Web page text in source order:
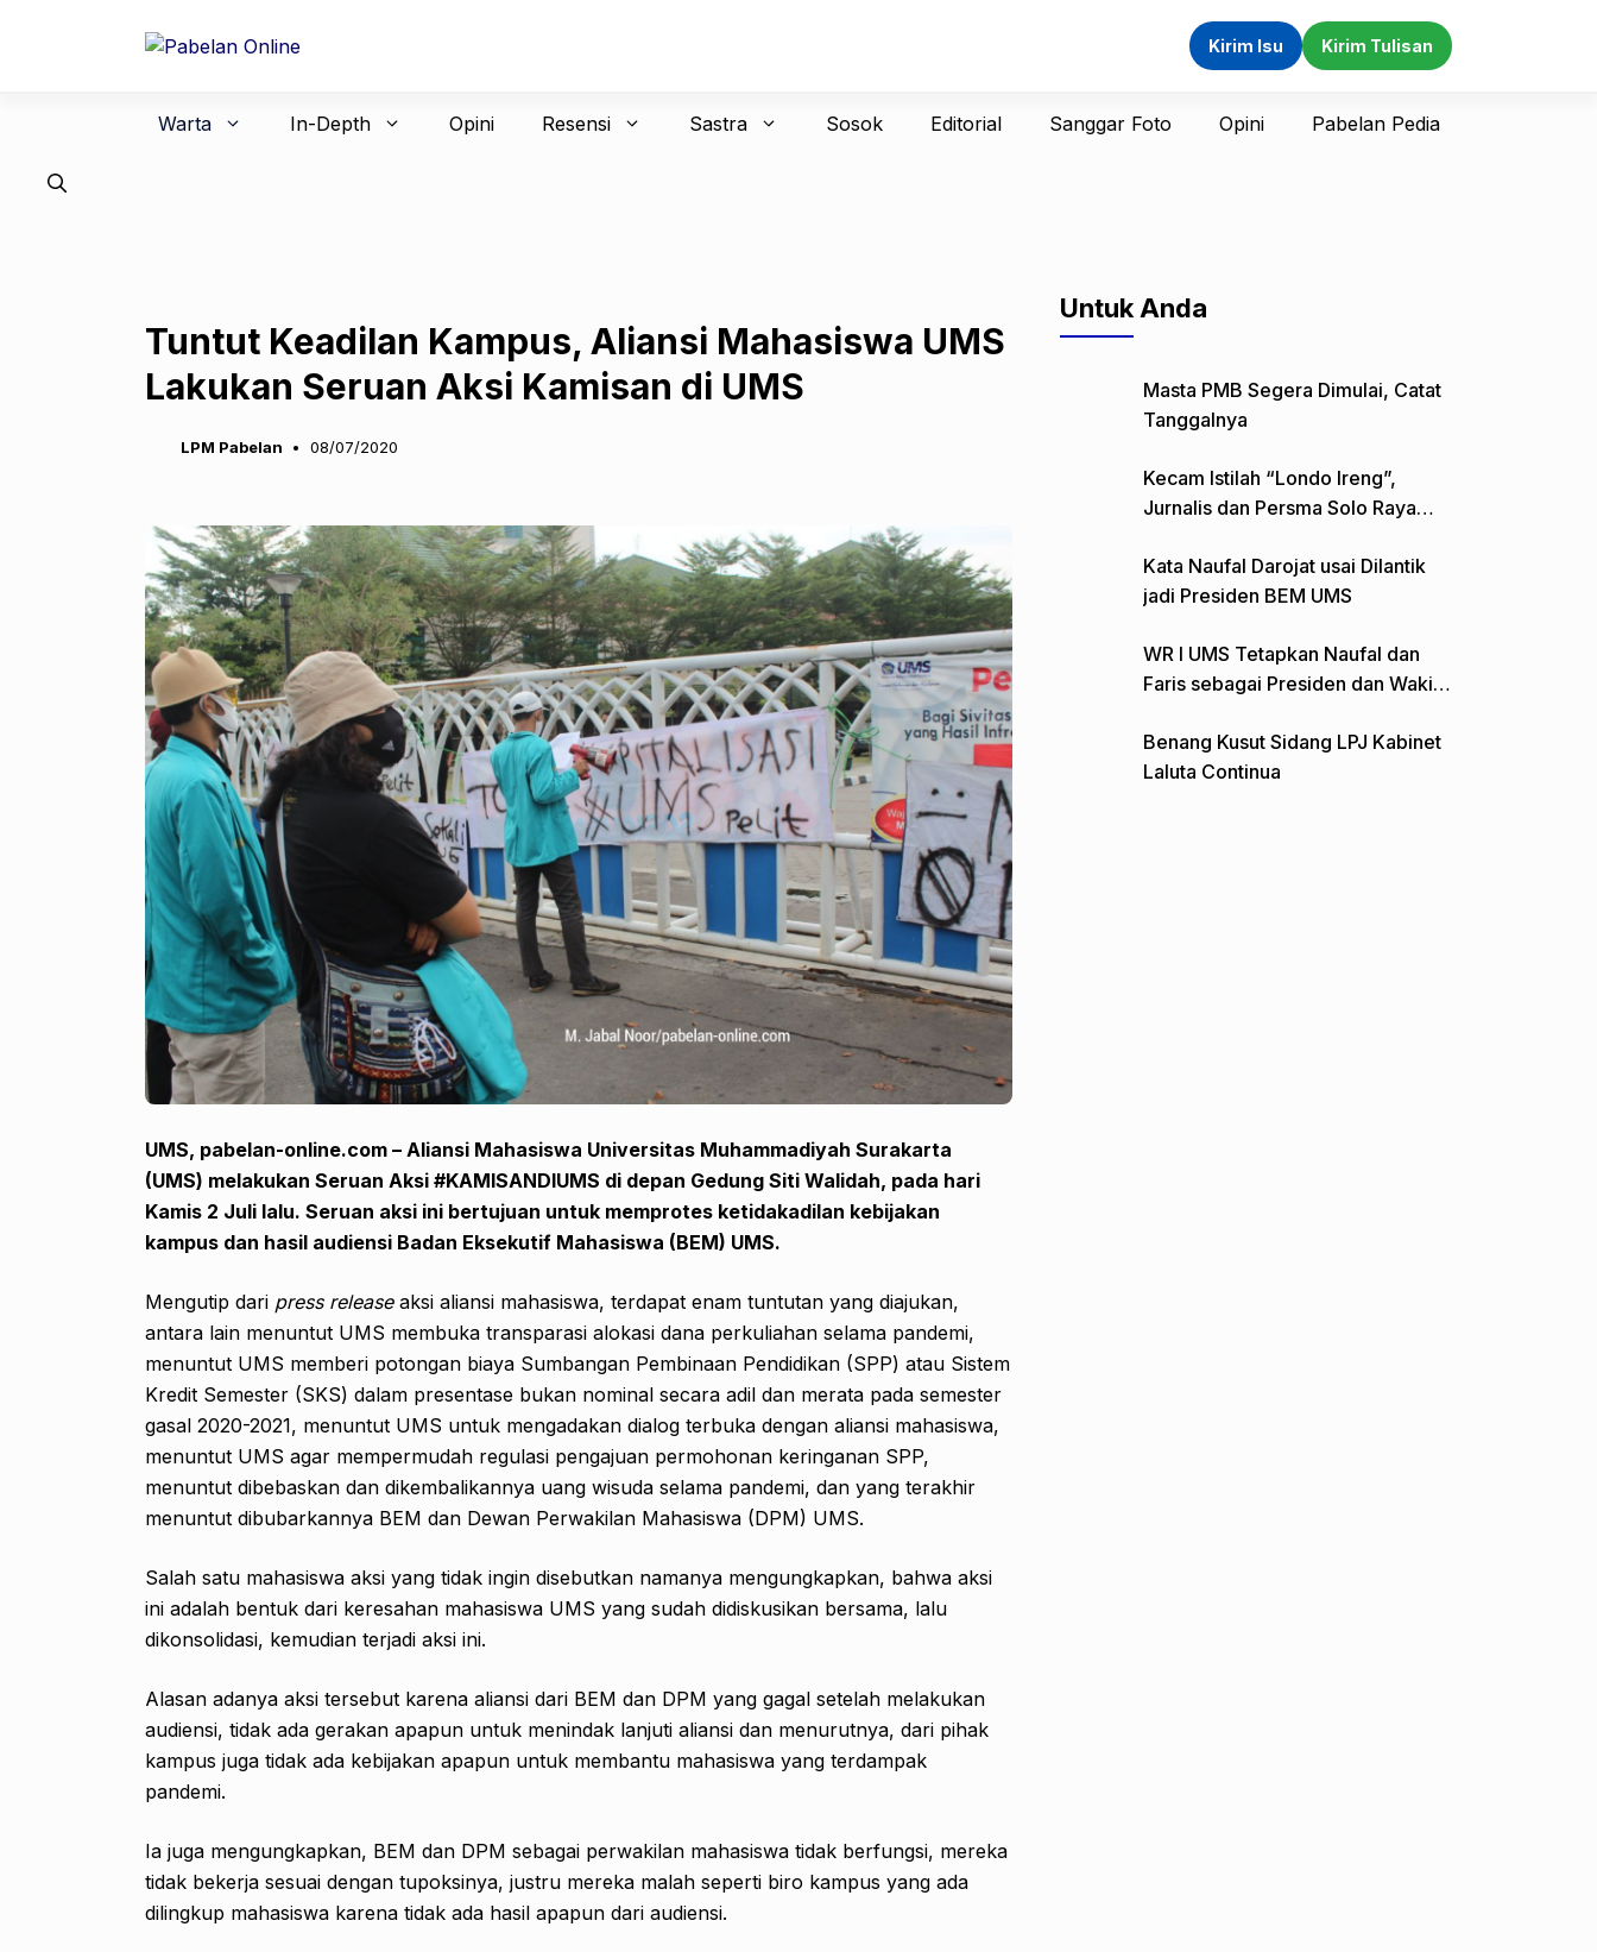
Kirim Isu Kirim Tulisan
Warta In-Depth Opini Resensi Sastra Sosok Editorial Sanggar Foto Opini Pabelan Pedia
Tuntut Keadilan Kampus, Aliansi Mahasiswa UMS
Lakukan Seruan Aksi Kamisan di UMS
LPM Pabelan 08/07/2020
UMS, pabelan-online.com – Aliansi Mahasiswa Universitas Muhammadiyah Surakarta
(UMS) melakukan Seruan Aksi #KAMISANDIUMS di depan Gedung Siti Walidah, pada hari
Kamis 2 Juli lalu. Seruan aksi ini bertujuan untuk memprotes ketidakadilan kebijakan
kampus dan hasil audiensi Badan Eksekutif Mahasiswa (BEM) UMS.
Mengutip dari press release aksi aliansi mahasiswa, terdapat enam tuntutan yang diajukan,
antara lain menuntut UMS membuka transparasi alokasi dana perkuliahan selama pandemi,
menuntut UMS memberi potongan biaya Sumbangan Pembinaan Pendidikan (SPP) atau Sistem
Kredit Semester (SKS) dalam presentase bukan nominal secara adil dan merata pada semester
gasal 2020-2021, menuntut UMS untuk mengadakan dialog terbuka dengan aliansi mahasiswa,
menuntut UMS agar mempermudah regulasi pengajuan permohonan keringanan SPP,
menuntut dibebaskan dan dikembalikannya uang wisuda selama pandemi, dan yang terakhir
menuntut dibubarkannya BEM dan Dewan Perwakilan Mahasiswa (DPM) UMS.
Salah satu mahasiswa aksi yang tidak ingin disebutkan namanya mengungkapkan, bahwa aksi
ini adalah bentuk dari keresahan mahasiswa UMS yang sudah didiskusikan bersama, lalu
dikonsolidasi, kemudian terjadi aksi ini.
Alasan adanya aksi tersebut karena aliansi dari BEM dan DPM yang gagal setelah melakukan
audiensi, tidak ada gerakan apapun untuk menindak lanjuti aliansi dan menurutnya, dari pihak
kampus juga tidak ada kebijakan apapun untuk membantu mahasiswa yang terdampak
pandemi.
Ia juga mengungkapkan, BEM dan DPM sebagai perwakilan mahasiswa tidak berfungsi, mereka
tidak bekerja sesuai dengan tupoksinya, justru mereka malah seperti biro kampus yang ada
dilingkup mahasiswa karena tidak ada hasil apapun dari audiensi.
Untuk Anda
Masta PMB Segera Dimulai, Catat
Tanggalnya
Kecam Istilah “Londo Ireng”,
Jurnalis dan Persma Solo Raya
Kata Naufal Darojat usai Dilantik
jadi Presiden BEM UMS
WR I UMS Tetapkan Naufal dan
Faris sebagai Presiden dan Wakil
Benang Kusut Sidang LPJ Kabinet
Laluta Continua